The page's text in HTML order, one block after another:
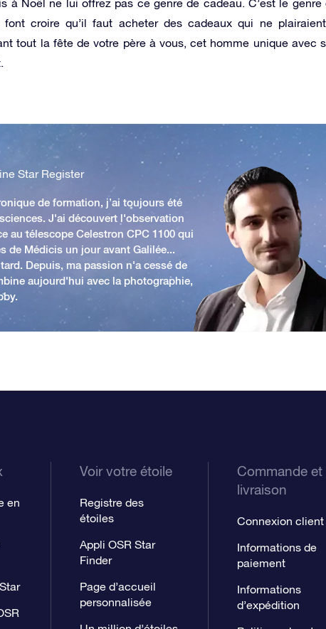
à Noël ne lui offrez pas ce genre de cadeau. C’est le genre
croire qu’il faut acheter des cadeaux qui ne
tout la fête de votre père à vous, cet homme unique avec
Star Register
de formation, j’ai toujours été
J'ai découvert l'observation
au télescope Celestron CPC 1100 qui
de Médicis un jour avant Galilée...
Depuis, ma passion n'a cessé de
aujourd'hui avec la photographie,
en
Voir votre étoile
Registre des
étoiles
Appli OSR Star
Finder
Page d’accueil
personnalisée
Commande et
livraison
Connexion client
Informations de
paiement
Informations
d’expédition